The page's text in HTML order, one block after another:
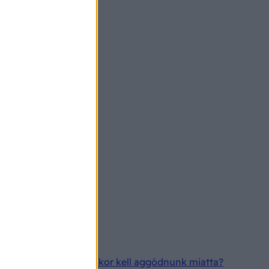
el a színe, és mikor kell aggódnunk miatta?